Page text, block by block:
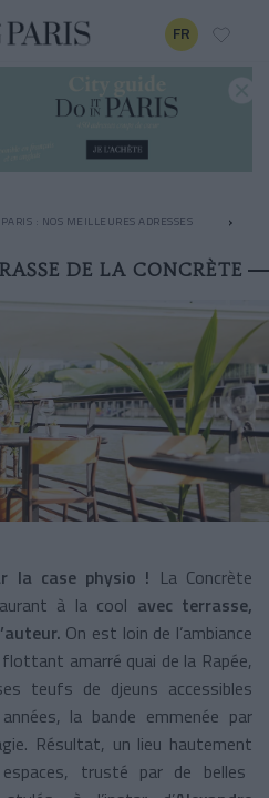
FR
: NOS MEILLEURES ADRESSES
DE LA CONCRÈTE
la case physio ! La Concrète
à la cool avec terrasse,
On est loin de l’ambiance
amarré quai de la Rapée,
teufs de djeuns accessibles
la bande emmenée par
Résultat, un lieu hautement
trusté par de belles